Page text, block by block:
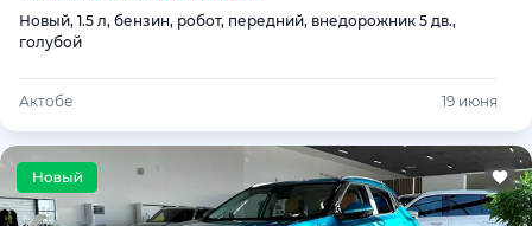
Новый, 1.5 л, бензин, робот, передний, внедорожник 5 дв.,
голубой
Актобе 19 июня